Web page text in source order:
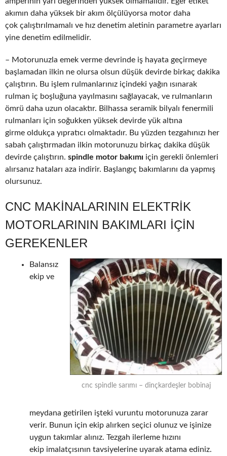
akımın daha yüksek bir akım ölçülüyorsa motor daha
çok çalıştırılmamalı ve hız denetim aletinin parametre ayarları
yine denetim edilmelidir.
– Motorunuzla emek verme devrinde iş hayata geçirmeye
başlamadan ilkin ne olursa olsun düşük devirde birkaç dakika
çalıştırın. Bu işlem rulmanlarınız içindeki yağın ısınarak
rulman iç boşluğuna yayılmasını sağlayacak, ve rulmanların
ömrü daha uzun olacaktır. Bilhassa seramik bilyalı fenermili
rulmanları için soğukken yüksek devirde yük altına
girme oldukça yıpratıcı olmaktadır. Bu yüzden tezgahınızı her
sabah çalıştırmadan ilkin motorunuzu birkaç dakika düşük
devirde çalıştırın. spindle motor bakımı için gerekli önlemleri
alırsanız hataları aza indirir. Başlangıç bakımlarını da yapmış
olursunuz.
CNC MAKINALARININ ELEKTRIK
MOTORLARININ BAKIMLARI IÇIN
GEREKENLER
cnc spindle sarımı – dinçkardeşler bobinaj
Balansız
ekip ve
meydana getirilen işteki vuruntu motorunuza zarar
verir. Bunun için ekip alırken seçici olunuz ve işinize
uygun takımlar alınız. Tezgah ilerleme hızını
ekip imalatçısının tavsiyelerine uyarak atama ediniz.